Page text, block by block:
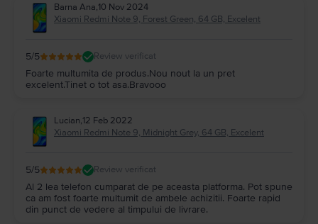
Barna Ana,10 Nov 2024
Xiaomi Redmi Note 9, Forest Green, 64 GB, Excelent
5/5 Review verificat
Foarte multumita de produs.Nou nout la un pret
excelent.Tinet o tot asa.Bravooo
Lucian,12 Feb 2022
Xiaomi Redmi Note 9, Midnight Grey, 64 GB, Excelent
5/5 Review verificat
Al 2 lea telefon cumparat de pe aceasta platforma. Pot spune
ca am fost foarte multumit de ambele achizitii. Foarte rapid
din punct de vedere al timpului de livrare.